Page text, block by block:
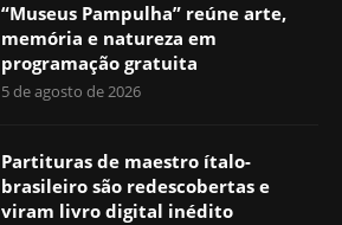
“Museus Pampulha” reúne arte,
memória e natureza em
programação gratuita
5 de agosto de 2026
Partituras de maestro ítalo-
brasileiro são redescobertas e
viram livro digital inédito